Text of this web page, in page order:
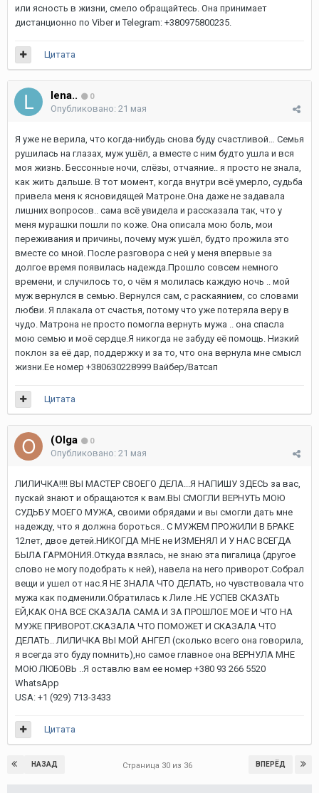
или ясность в жизни, смело обращайтесь. Она принимает
дистанционно по Viber и Telegram: +380975800235.
Цитата
lena.. 0
Опубликовано: 21 мая
Я уже не верила, что когда-нибудь снова буду счастливой… Семья
рушилась на глазах, муж ушёл, а вместе с ним будто ушла и вся
моя жизнь. Бессонные ночи, слёзы, отчаяние.. я просто не знала,
как жить дальше. В тот момент, когда внутри всё умерло, судьба
привела меня к ясновидящей Матроне.Она даже не задавала
лишних вопросов.. сама всё увидела и рассказала так, что у
меня мурашки пошли по коже. Она описала мою боль, мои
переживания и причины, почему муж ушёл, будто прожила это
вместе со мной. После разговора с ней у меня впервые за
долгое время появилась надежда.Прошло совсем немного
времени, и случилось то, о чём я молилась каждую ночь .. мой
муж вернулся в семью. Вернулся сам, с раскаянием, со словами
любви. Я плакала от счастья, потому что уже потеряла веру в
чудо. Матрона не просто помогла вернуть мужа .. она спасла
мою семью и моё сердце.Я никогда не забуду её помощь. Низкий
поклон за её дар, поддержку и за то, что она вернула мне смысл
жизни.Ее номер +380630228999 Вайбер/Ватсап
Цитата
(Olga 0
Опубликовано: 21 мая
ЛИЛИЧКА!!!! ВЫ МАСТЕР СВОЕГО ДЕЛА...Я НАПИШУ ЗДЕСЬ за вас,
пускай знают и обращаются к вам.ВЫ СМОГЛИ ВЕРНУТЬ МОЮ
СУДЬБУ МОЕГО МУЖА, своими обрядами и вы смогли дать мне
надежду, что я должна бороться.. С МУЖЕМ ПРОЖИЛИ В БРАКЕ
12лет, двое детей.НИКОГДА МНЕ не ИЗМЕНЯЛ И У НАС ВСЕГДА
БЫЛА ГАРМОНИЯ.Откуда взялась, не знаю эта пигалица (другое
слово не могу подобрать к ней), навела на него приворот.Собрал
вещи и ушел от нас.Я НЕ ЗНАЛА ЧТО ДЕЛАТЬ, но чувствовала что
мужа как подменили.Обратилась к Лиле .НЕ УСПЕВ СКАЗАТЬ
ЕЙ,КАК ОНА ВСЕ СКАЗАЛА САМА И ЗА ПРОШЛОЕ МОЕ И ЧТО НА
МУЖЕ ПРИВОРОТ.СКАЗАЛА ЧТО ПОМОЖЕТ И СКАЗАЛА ЧТО
ДЕЛАТЬ.. ЛИЛИЧКА ВЫ МОЙ АНГЕЛ (сколько всего она говорила,
я всегда это буду помнить),но самое главное она ВЕРНУЛА МНЕ
МОЮ ЛЮБОВЬ ..Я оставлю вам ее номер +380 93 266 5520
WhatsApp
USA: +1 (929) 713-3433
Цитата
НАЗАД ВПЕРЁД
Страница 30 из 36